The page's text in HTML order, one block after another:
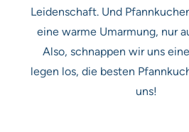
Leidenschaft. Und
eine warme Umarmung, nur
Also, schnappen wir uns
legen los, die besten
uns!